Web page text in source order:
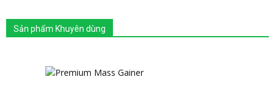
Sản phẩm Khuyên dùng